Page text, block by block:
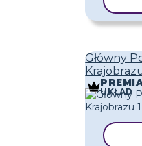
Główny
UKŁAD